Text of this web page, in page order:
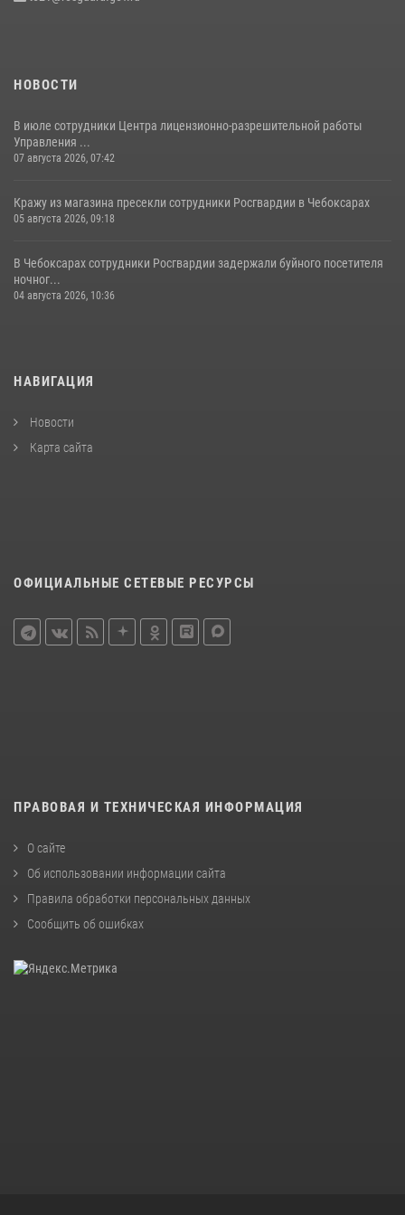
НОВОСТИ
В июле сотрудники Центра лицензионно-разрешительной работы
Управления ...
07 августа 2026, 07:42
Кражу из магазина пресекли сотрудники Росгвардии в Чебоксарах
05 августа 2026, 09:18
В Чебоксарах сотрудники Росгвардии задержали буйного посетителя
ночног...
04 августа 2026, 10:36
НАВИГАЦИЯ
Новости
Карта сайта
ОФИЦИАЛЬНЫЕ СЕТЕВЫЕ РЕСУРСЫ
ПРАВОВАЯ И ТЕХНИЧЕСКАЯ ИНФОРМАЦИЯ
О сайте
Об использовании информации сайта
Правила обработки персональных данных
Сообщить об ошибках